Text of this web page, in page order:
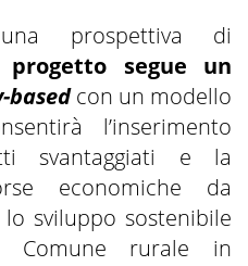
prospettiva di
segue un
basedcon un modello
l’inserimento
svantaggiati e la
economiche da
sviluppo sostenibile
rurale in